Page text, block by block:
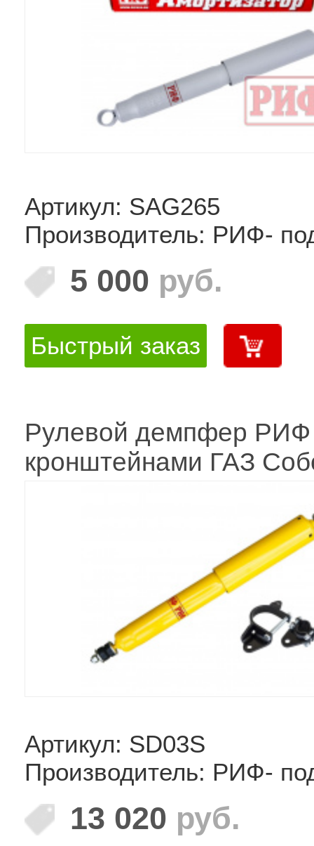
Артикул: SAG265
Производитель: РИФ-
5 000 руб.
Быстрый заказ
Рулевой демпфер РИФ
кронштейнами ГАЗ
Артикул: SD03S
Производитель: РИФ-
13 020 руб.